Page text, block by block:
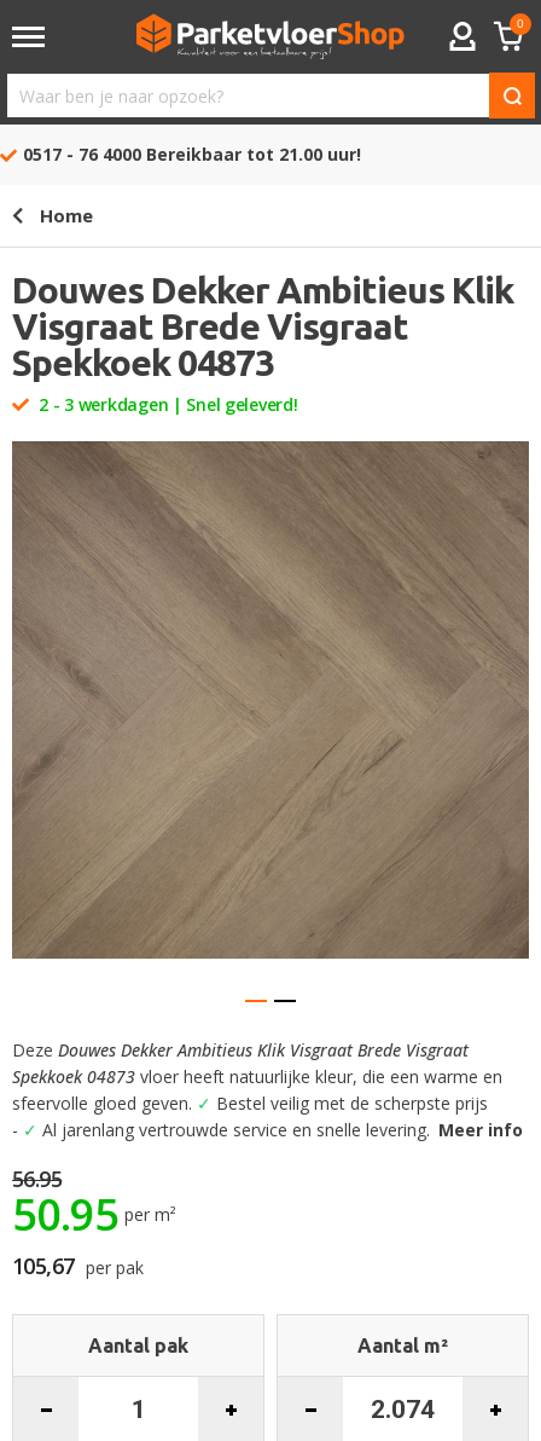
ACCOUNT
0
Waar
ben
opzoek?
0517 - 76 4000 Bereikbaar tot 21.00 uur!
Home
Douwes Dekker Ambitieus Klik
Visgraat Brede Visgraat
Spekkoek 04873
2 - 3 werkdagen | Snel geleverd!
naar
het
einde
afbeeldingen-
gallerij
Ga
naar
het
begin
de
afbeeldingen-
gallerij
Deze Douwes Dekker Ambitieus Klik Visgraat Brede Visgraat
Spekkoek 04873 vloer heeft natuurlijke kleur, die een warme en
sfeervolle gloed geven. ✓ Bestel veilig met de scherpste prijs
- ✓ Al jarenlang vertrouwde service en snelle levering. Meer info
56.95
50.95 per m²
105,67 per pak
Aantal pak Aantal m²